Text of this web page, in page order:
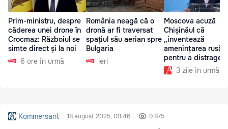
Prim-ministru, despre
căderea unei drone în
Crocmaz: Războiul se
simte direct și la noi
6 ore în urmă
România neagă că o
dronă ar fi traversat
spațiul său aerian spre
Bulgaria
ieri
Moscova acuză
Chișinăul că
„inventează
amenințarea rusă”
pentru a distrage
atenția de la
problemele interne
3 zile în urmă
Kommersant 18 august 2025, 09:46 9 875